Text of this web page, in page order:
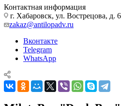
Контактная информация
г. Хабаровск, ул. Вострецова, д. 6
zakaz@antilopadv.ru
Вконтакте
Telegram
WhatsApp